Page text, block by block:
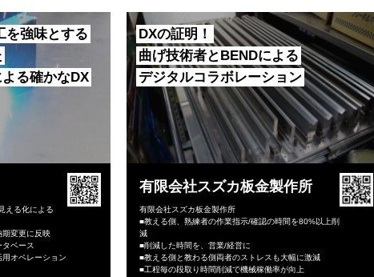
を強味とする
る確かなDX
える化による
変更に反映
ベース
オペレーション
DXの証明！
曲げ技術者とBENDによる
デジタルコラボレーション
有限会社スズカ板金製作所
有限会社スズカ板金製作所
■教える側、熟練者の作業指示/確認の時間を80%以上削
減
■削減した時間を、営業/経営に
■教える側と教わる側両者のストレスも大幅に激減
■工程毎の段取り時間削減で機械稼働率が向上